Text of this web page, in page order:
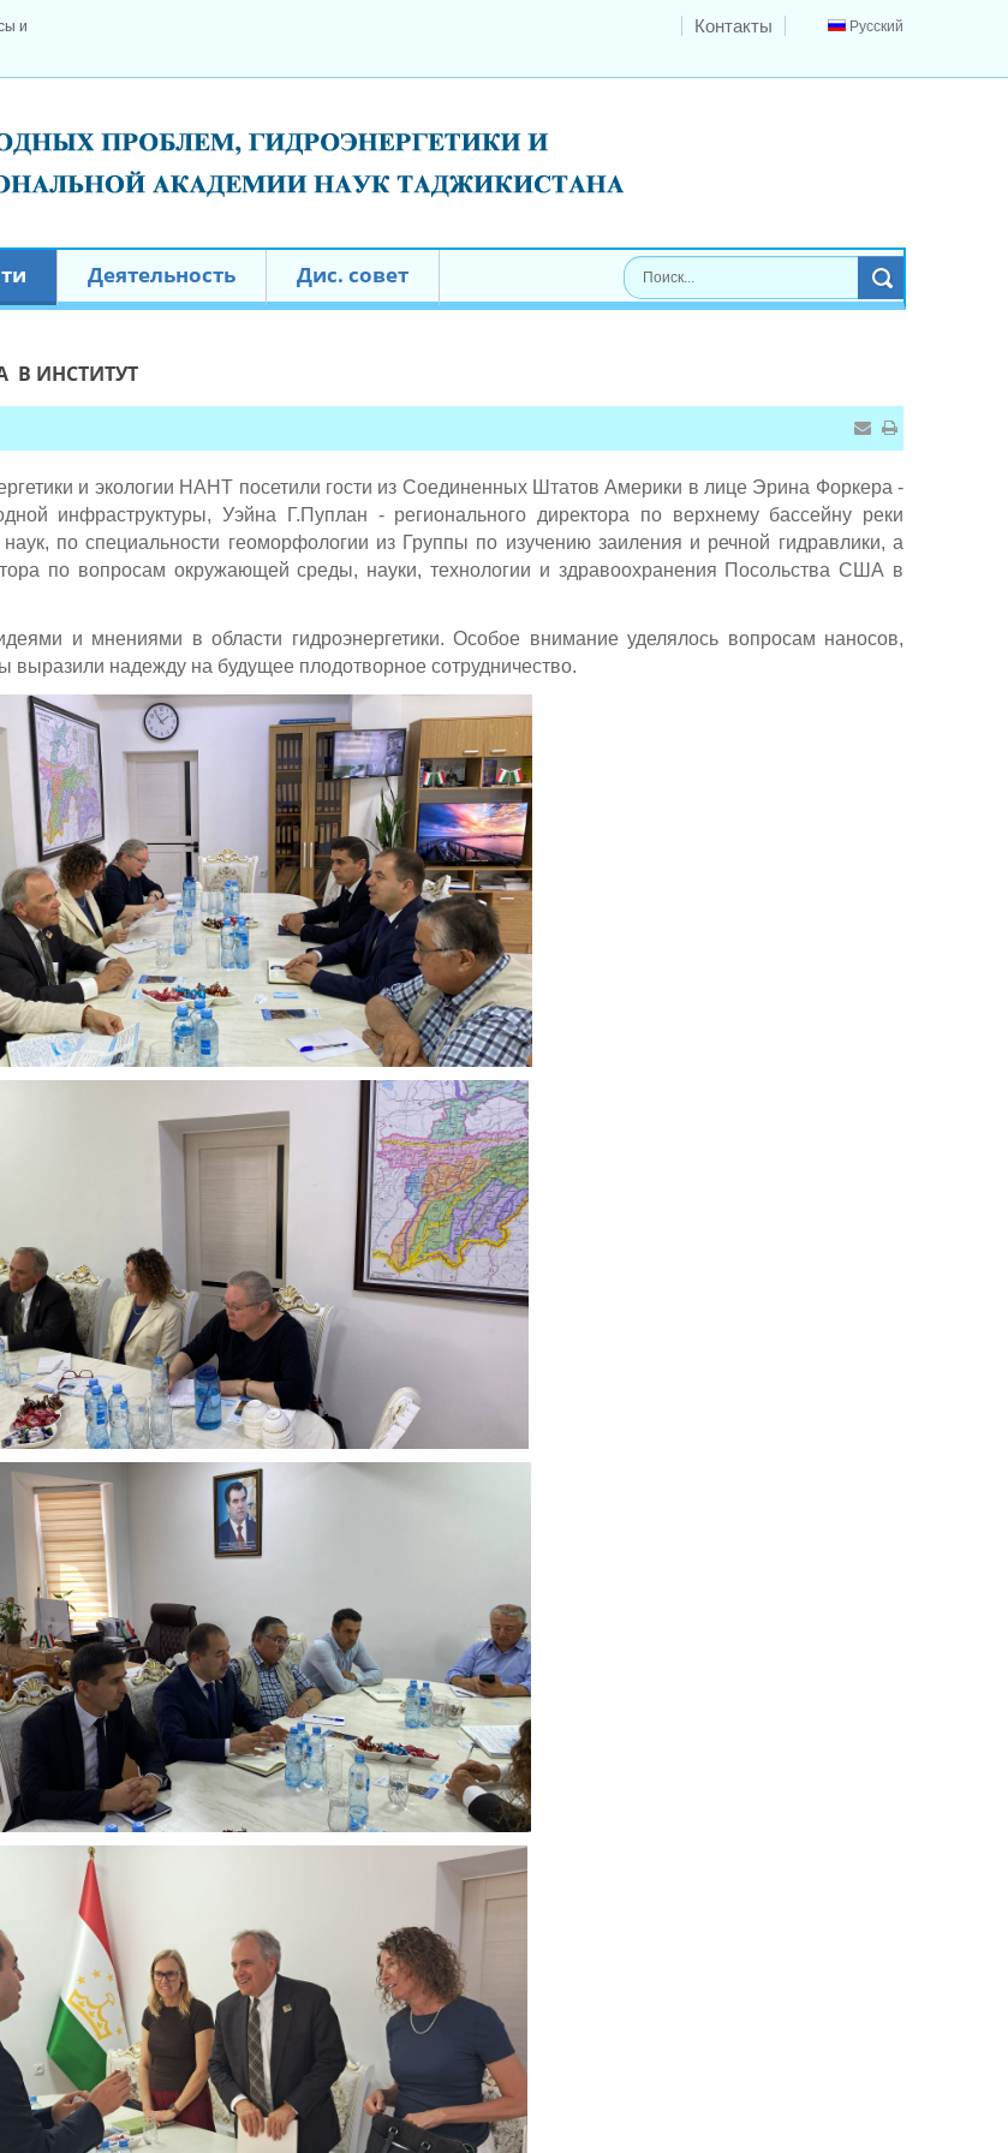
и
Русский
Контакты
Деятельность
Дис. совет
В ИНСТИТУТ
и экологии НАНТ посетили гости из Соединенных Штатов Америки в лице Эрина Форкера -
инфраструктуры, Уэйна Г.Пуплан - регионального директора по верхнему бассейну реки
по специальности геоморфологии из Группы по изучению заиления и речной гидравлики, а
по вопросам окружающей среды, науки, технологии и здравоохранения Посольства США в
и мнениями в области гидроэнергетики. Особое внимание уделялось вопросам наносов,
выразили надежду на будущее плодотворное сотрудничество.